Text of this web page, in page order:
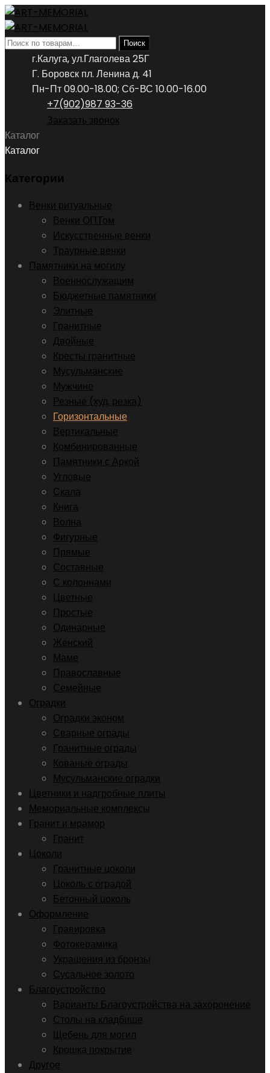
Искать: Поиск
г.Калуга, ул.Глаголева 25Г
Г. Боровск пл. Ленина д. 41
Пн-Пт 09.00-18.00; Сб-ВС 10.00-16.00
+7(902)987 93-36
Заказать звонок
Каталог
Каталог
Категории
Венки ритуальные
Венки ОПТом
Искусственные венки
Траурные венки
Памятники на могилу
Военнослужащим
Бюджетные памятники
Элитные
Гранитные
Двойные
Кресты гранитные
Мусульманские
Мужчине
Резные (худ. резка)
Горизонтальные
Вертикальные
Комбинированные
Памятники с Аркой
Угловые
Скала
Книга
Волна
Фигурные
Прямые
Составные
С колоннами
Цветные
Простые
Одинарные
Женский
Маме
Православные
Семейные
Оградки
Оградки эконом
Сварные ограды
Гранитные ограды
Кованые ограды
Мусульманские оградки
Цветники и надгробные плиты
Мемориальные комплексы
Гранит и мрамор
Гранит
Цоколи
Гранитные цоколи
Цоколь с оградой
Бетонный цоколь
Оформление
Гравировка
Фотокерамика
Украшения из бронзы
Сусальное золото
Благоустройство
Варианты Благоустройства на захоронение
Столы на кладбище
Щебень для могил
Крошка покрытие
Другое